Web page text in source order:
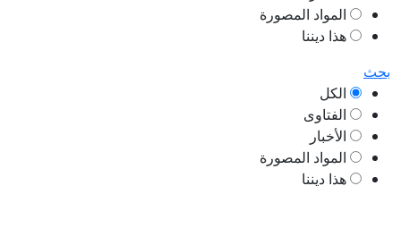
المواد المصورة
هذا ديننا
بحث
الكل
الفتاوى
الأخبار
المواد المصورة
هذا ديننا